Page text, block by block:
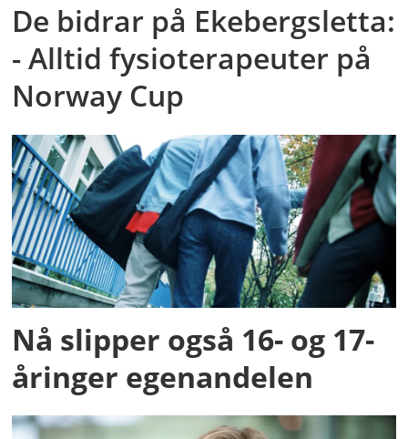
De bidrar på Ekebergsletta:
- Alltid fysioterapeuter på
Norway Cup
Nå slipper også 16- og 17-
åringer egenandelen